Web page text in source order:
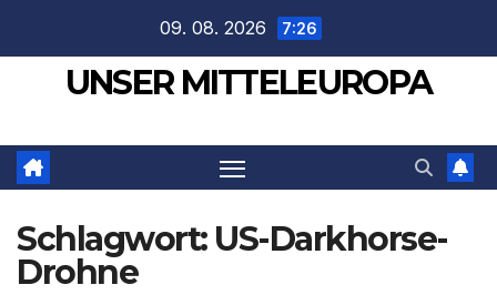
springen
09. 08. 2026 7:26
UNSER MITTELEUROPA
Schlagwort: US-Darkhorse-
Drohne